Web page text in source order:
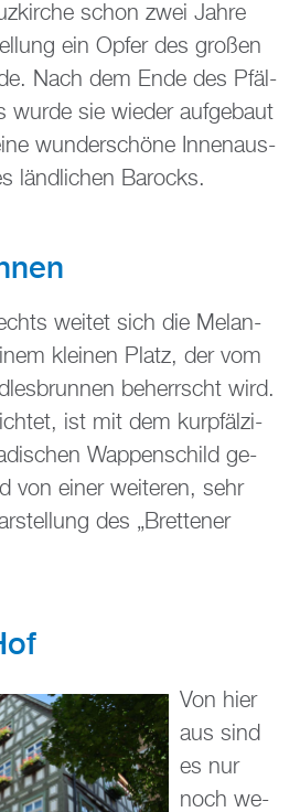
schon zwei Jahre
ein Opfer des gro­ßen
Nach dem Ende des Pfäl­
wurde sie wie­der auf­ge­baut
wun­der­schö­ne In­nen­aus­
länd­li­chen Ba­rocks.
wei­tet sich die Me­lan­
klei­nen Platz, der vom
be­herrscht wird.
ist mit dem kur­pfäl­zi­
Wap­pen­schild ge­
von einer wei­te­ren, sehr
des „Brettener
Von hier
aus sind
es nur
noch we­